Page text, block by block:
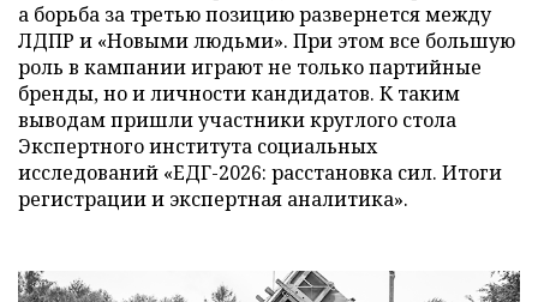
а борьба за третью позицию развернется между
ЛДПР и «Новыми людьми». При этом все большую
роль в кампании играют не только партийные
бренды, но и личности кандидатов. К таким
выводам пришли участники круглого стола
Экспертного института социальных
исследований «ЕДГ-2026: расстановка сил. Итоги
регистрации и экспертная аналитика».